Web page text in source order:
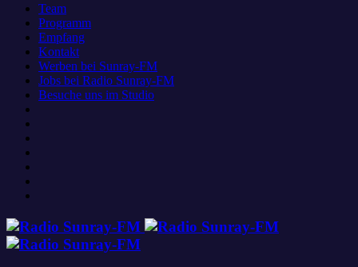
Team
Programm
Empfang
Kontakt
Werben bei Sunray-FM
Jobs bei Radio Sunray-FM
Besuche uns im Studio